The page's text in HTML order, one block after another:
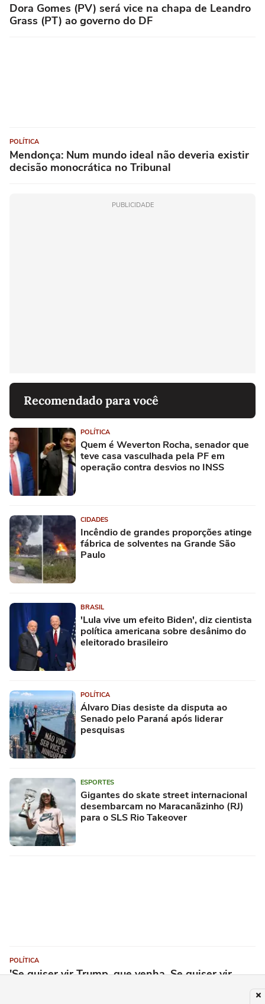
Dora Gomes (PV) será vice na chapa de Leandro
Grass (PT) ao governo do DF
POLÍTICA
Mendonça: Num mundo ideal não deveria existir
decisão monocrática no Tribunal
PUBLICIDADE
Recomendado para você
POLÍTICA
Quem é Weverton Rocha, senador que
teve casa vasculhada pela PF em
operação contra desvios no INSS
CIDADES
Incêndio de grandes proporções atinge
fábrica de solventes na Grande São
Paulo
BRASIL
'Lula vive um efeito Biden', diz cientista
política americana sobre desânimo do
eleitorado brasileiro
POLÍTICA
Álvaro Dias desiste da disputa ao
Senado pelo Paraná após liderar
pesquisas
ESPORTES
Gigantes do skate street internacional
desembarcam no Maracanãzinho (RJ)
para o SLS Rio Takeover
POLÍTICA
'Se quiser vir Trump, que venha. Se quiser vir